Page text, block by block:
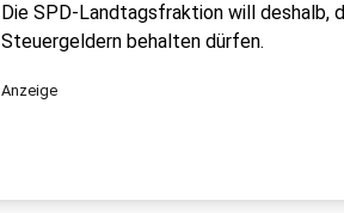
Die SPD-Landtagsfraktion will deshalb,
Steuergeldern behalten dürfen.
Anzeige